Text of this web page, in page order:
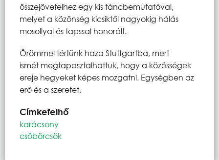
összejövetelhez egy kis táncbemutatóval,
melyet a közönség kicsiktől nagyokig hálás
mosollyal és tapssal honorált.
Örömmel tértünk haza Stuttgartba, mert
ismét megtapasztalhattuk, hogy a közösségek
ereje hegyeket képes mozgatni. Egységben az
erő és a szeretet.
Címkefelhő
karácsony
csöbörcsök